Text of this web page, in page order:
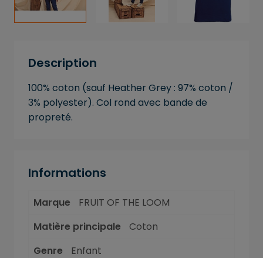
Description
100% coton (sauf Heather Grey : 97% coton /
3% polyester). Col rond avec bande de
propreté.
Informations
Marque
FRUIT OF THE LOOM
Matière principale
Coton
Genre
Enfant